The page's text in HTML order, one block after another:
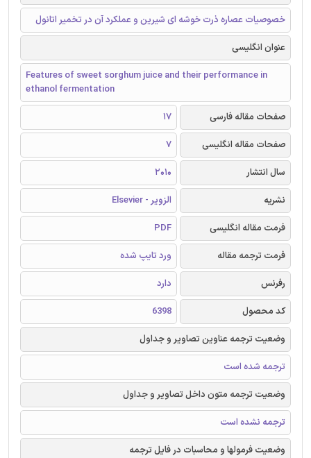
خصوصیات عصاره ذرت خوشه ای شیرین و عملکرد آن در تخمیر اتانول
عنوان انگلیسی
Features of sweet sorghum juice and their performance in
ethanol fermentation
صفحات مقاله فارسی
17
صفحات مقاله انگلیسی
7
سال انتشار
2010
نشریه
الزویر - Elsevier
فرمت مقاله انگلیسی
PDF
فرمت ترجمه مقاله
ورد تایپ شده
رفرنس
دارد
کد محصول
6398
وضعیت ترجمه عناوین تصاویر و جداول
ترجمه شده است
وضعیت ترجمه متون داخل تصاویر و جداول
ترجمه نشده است
وضعیت فرمولها و محاسبات در فایل ترجمه